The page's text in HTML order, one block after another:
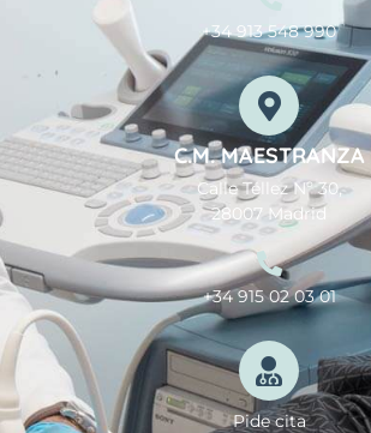
+34 913 548 990
C.M. MAESTRANZA
Calle Téllez Nº 30,
28007 Madrid
+34 915 02 03 01
Pide cita